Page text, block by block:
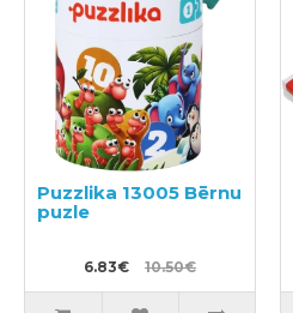
Puzzlika 13005 Bērnu
puzle
6.83€ 10.50€